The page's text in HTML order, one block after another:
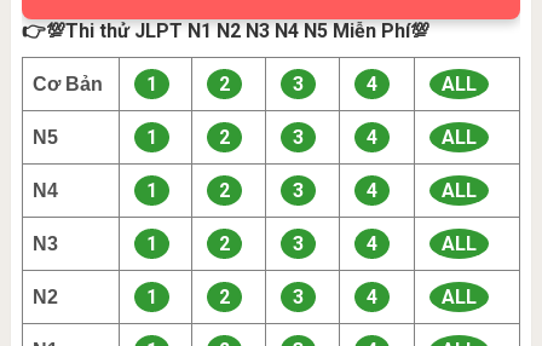
👉💯Thi thử JLPT N1 N2 N3 N4 N5 Miễn Phí💯
Cơ Bản 1 2 3 4 ALL
N5 1 2 3 4 ALL
N4 1 2 3 4 ALL
N3 1 2 3 4 ALL
N2 1 2 3 4 ALL